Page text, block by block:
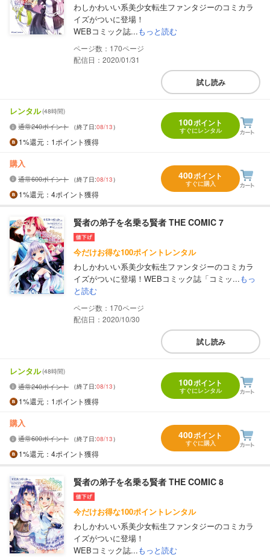
わしかわいい系美少女転生ファンタジーのコミカラ
イズがついに登場！
WEBコミック誌...もっと読む
170
配信日：2020/01/31
試し読み
レンタル(48時間)
通常240ポイント （終了日:08/13）
1%還元 ：1ポイント獲得
100ポイント
すぐにレンタル
購入
通常600ポイント （終了日:08/13）
1%還元 ：4ポイント獲得
400ポイント
すぐに購入
賢者の弟子を名乗る賢者 THE COMIC 7
今だけお得な100ポイントレンタル
わしかわいい系美少女転生ファンタジーのコミカラ
イズがついに登場！WEBコミック誌「コミッ...もっ
と読む
170
配信日：2020/10/30
試し読み
レンタル(48時間)
通常240ポイント （終了日:08/13）
1%還元 ：1ポイント獲得
100ポイント
すぐにレンタル
購入
通常600ポイント （終了日:08/13）
1%還元 ：4ポイント獲得
400ポイント
すぐに購入
賢者の弟子を名乗る賢者 THE COMIC 8
今だけお得な100ポイントレンタル
わしかわいい系美少女転生ファンタジーのコミカラ
イズがついに登場！
WEBコミック誌...もっと読む